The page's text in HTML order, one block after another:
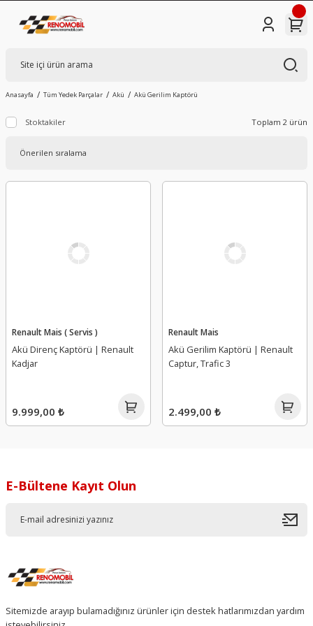
Anasayfa Tüm Yedek Parçalar Akü Akü Gerilim Kaptörü
Stoktakiler Toplam 2 ürün
Renault Mais ( Servis )
Akü Direnç Kaptörü | Renault
Kadjar
9.999,00 ₺
Renault Mais
Akü Gerilim Kaptörü | Renault
Captur, Trafic 3
2.499,00 ₺
E-Bültene Kayıt Olun
Sitemizde arayıp bulamadığınız ürünler için destek hatlarımızdan yardım